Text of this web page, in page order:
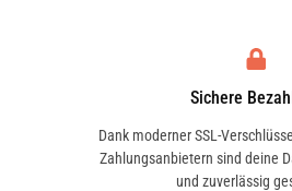
Sichere
Dank moderner SSL-
Zahlungsanbietern sind deine
und zuverlässig